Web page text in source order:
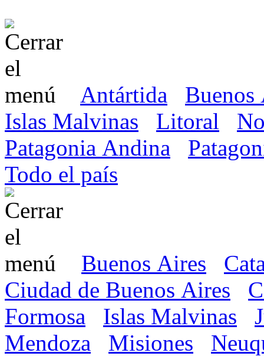
Antártida
Buenos
Islas Malvinas
Litoral
Patagonia Andina
Todo el país
Buenos Aires
Ciudad de Buenos Aires
Formosa
Islas Malvinas
Mendoza
Misiones